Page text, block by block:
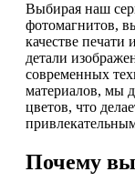
Выбирая наш
фотомагнитов,
качестве печати
детали
современных
материалов, мы
цветов, что
Почему